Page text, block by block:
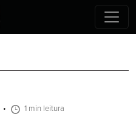
1 min leitura